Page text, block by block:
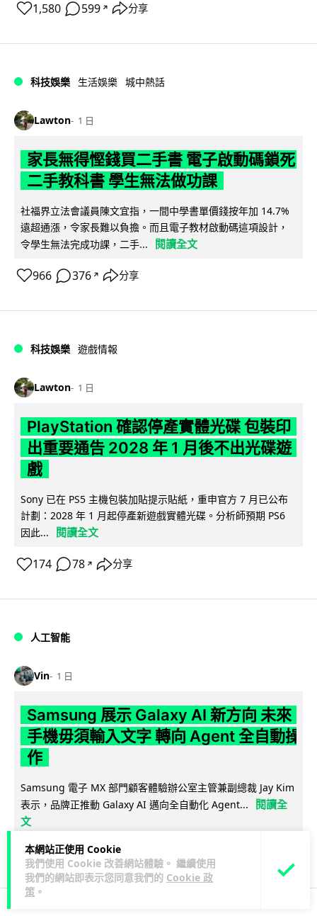
本網站正使用 Cookie
我們使用 Cookie 改善網站體驗。 繼續使用
我們的網站即表示您同意我們的 Cookie 政
策 。
1,580 599 ↗ 分享
科技娛樂 生活娛樂 城中熱話
Lawton 1 日
家長無得慳錢買二手書 電子啟動碼鎖死
二手教科書 學生無法做功課
社福界立法會議員陳文宜指，一間中學書單價錢按年加 14.7%
遠超通漲，令家長難以負擔。而且電子教材啟動碼這項設計，
令學生無法完成功課，二手...
閱讀全文
966 376 ↗ 分享
科技娛樂 遊戲情報
Lawton 1 日
PlayStation 確認停產實體光碟 包裝印
出重要通告 2028 年 1 月後不出光碟遊
戲
Sony 已在 PS5 主機包裝加貼提示貼紙，重申官方 7 月已公布
計劃：2028 年 1 月起停產新遊戲實體光碟。分析師預期 PS6
因此...
閱讀全文
174 78 ↗ 分享
人工智能
Vin 1 日
Samsung 展示 Galaxy AI 新方向 未來
手機毋須輸入文字 轉向 Agent 全自動操
作
Samsung 電子 MX 部門顧客體驗辦公室主管兼副總裁 Jay Kim
表示，品牌正推動 Galaxy AI 邁向全自動化 Agent...
閱讀全
文
29 4↗ 分享